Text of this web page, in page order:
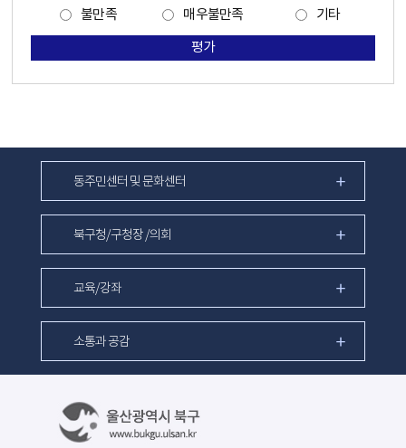
불만족
매우불만족 기타
평가
동주민센터 및 문화센터
북구청/구청장 /의회
교육/강좌
소통과 공감